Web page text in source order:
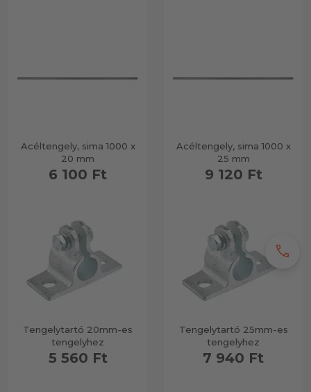
Acéltengely, sima 1000 x
20 mm
6 100 Ft
Acéltengely, sima 1000 x
25 mm
9 120 Ft
Tengelytartó 20mm-es
tengelyhez
5 560 Ft
Tengelytartó 25mm-es
tengelyhez
7 940 Ft
call